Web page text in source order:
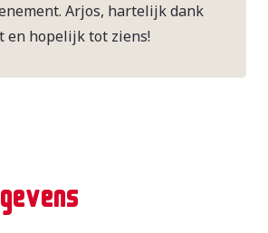
Arjos, hartelijk dank
en hopelijk tot ziens!